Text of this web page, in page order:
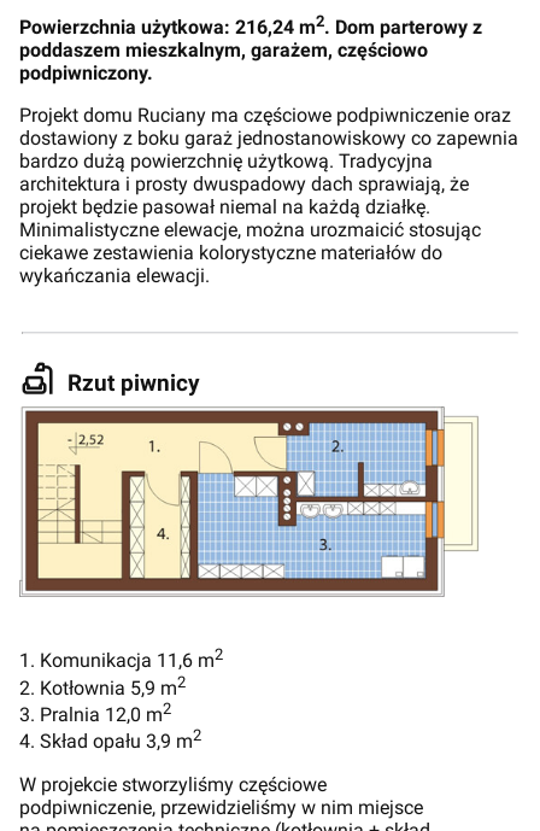
Powierzchnia użytkowa: 216,24 m2. Dom parterowy z
poddaszem mieszkalnym, garażem, częściowo
podpiwniczony.
Projekt domu Ruciany ma częściowe podpiwniczenie oraz
dostawiony z boku garaż jednostanowiskowy co zapewnia
bardzo dużą powierzchnię użytkową. Tradycyjna
architektura i prosty dwuspadowy dach sprawiają, że
projekt będzie pasował niemal na każdą działkę.
Minimalistyczne elewacje, można urozmaicić stosując
ciekawe zestawienia kolorystyczne materiałów do
wykańczania elewacji.
Rzut piwnicy
1. Komunikacja 11,6 m2
2. Kotłownia 5,9 m2
3. Pralnia 12,0 m2
4. Skład opału 3,9 m2
W projekcie stworzyliśmy częściowe
podpiwniczenie, przewidzieliśmy w nim miejsce